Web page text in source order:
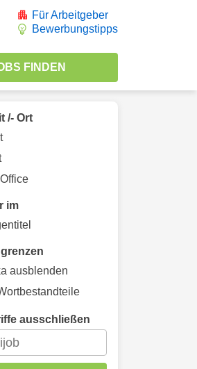
Für Arbeitgeber
Bewerbungstipps
/- Ort
im
ausblenden
ausschließen